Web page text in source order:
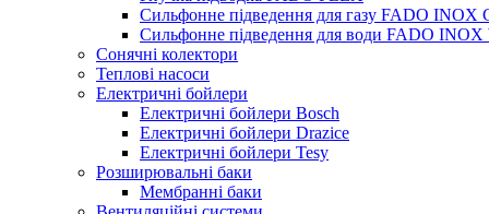
Сильфонне підведення для газу FADO INOX
Сильфонне підведення для води FADO INOX
Сонячні колектори
Теплові насоси
Електричні бойлери
Електричні бойлери Bosch
Електричні бойлери Drazice
Електричні бойлери Tesy
Розширювальні баки
Мембранні баки